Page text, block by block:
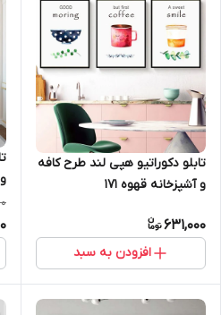
تابلو دکوراتیو هپی لند طرح کافه
و آشپزخانه قهوه 171
631,000
افزودن به سبد
و